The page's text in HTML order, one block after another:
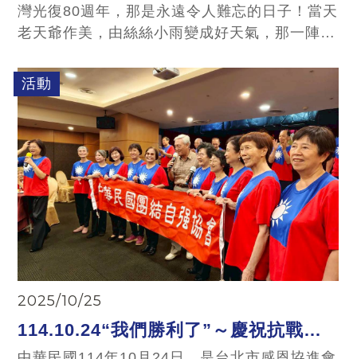
灣光復80週年，那是永遠令人難忘的日子！當天
老天爺作美，由絲絲小雨變成好天氣，那一陣陣
海歡騰，慶祝台灣光復的中山堂前廣場前，再次
唱著台灣光復紀念歌，真是令人動容，不分族
群，不論男女老幼，熱情奔放，熱力四射，手足
舞蹈，引吭高歌，就是在紀念抗戰勝利暨台灣光
復80週年 讀者回應：郝聖謌
活動
2025/10/25
114.10.24“我們勝利了”～慶祝抗戰勝